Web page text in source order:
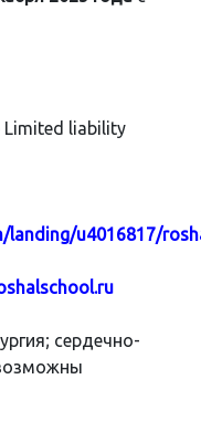
liability
landing/u4016817/
сердечно-